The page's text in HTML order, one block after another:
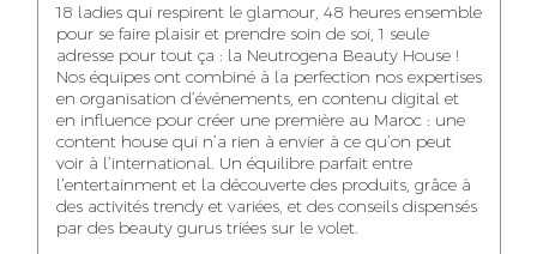
WA-IL ZRYOUIL
PUBLIC RELATIONS
CONSULTANT
NOUREDDINE
SAMADI
ART DIRECTOR
MOHAMED
LEHMOUM
ART DIRECTOR
18 ladies qui respirent le glamour, 48 heures ensemble
pour se faire plaisir et prendre soin de soi, 1 seule
adresse pour tout ça : la Neutrogena Beauty House !
Nos équipes ont combiné à la perfection nos expertises
en organisation d’événements, en contenu digital et
en influence pour créer une première au Maroc : une
content house qui n’a rien à envier à ce qu’on peut
voir à l’international. Un équilibre parfait entre
l’entertainment et la découverte des produits, grâce à
des activités trendy et variées, et des conseils dispensés
par des beauty gurus triées sur le volet.